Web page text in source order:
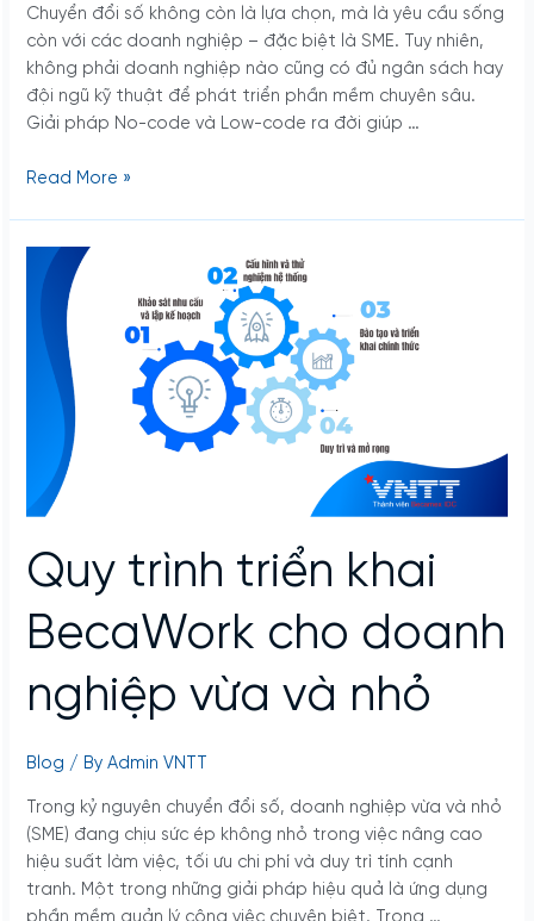
Chuyển đổi số không còn là lựa chọn, mà là yêu cầu sống
còn với các doanh nghiệp – đặc biệt là SME. Tuy nhiên,
không phải doanh nghiệp nào cũng có đủ ngân sách hay
đội ngũ kỹ thuật để phát triển phần mềm chuyên sâu.
Giải pháp No-code và Low-code ra đời giúp …
gọn,
tiết
kiệm
Read More »
Quy trình triển khai
BecaWork cho doanh
nghiệp vừa và nhỏ
Blog / ByAdmin VNTT
Trong kỷ nguyên chuyển đổi số, doanh nghiệp vừa và nhỏ
(SME) đang chịu sức ép không nhỏ trong việc nâng cao
hiệu suất làm việc, tối ưu chi phí và duy trì tính cạnh
tranh. Một trong những giải pháp hiệu quả là ứng dụng
Quy
trình
khai
BecaWork
doanh
nghiệp
vừa
và